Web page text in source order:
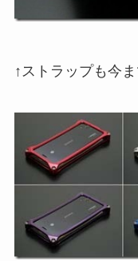
↑ストラップも今